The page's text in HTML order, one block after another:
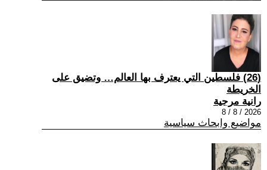
(26) فلسطين التي يعترف بها العالم… وتضيق على
الخريطة
رانية مرجية
2026 / 8 / 8
مواضيع وابحاث سياسية